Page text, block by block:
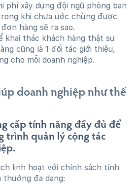
phí xây dựng đội ngũ phòng ban
khi chưa ước chừng được
hàng sẽ ra sao.
khai thác khách hàng thật sự
cũng là 1 đối tác giới thiệu,
cho mỗi doanh nghiệp.
doanh nghiệp như thế
cấp tính năng đầy đủ để
trình quản lý cộng tác
linh hoạt với chính sách tính
thưởng đa dạng: